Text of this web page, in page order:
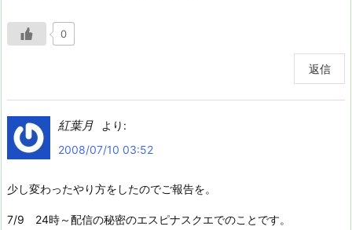
0
返信
紅葉月
より:
2008/07/10 03:52
少し変わったやり方をしたのでご報告を。
7/9 24時～配信の秘密のエスピナスクエでのことです。